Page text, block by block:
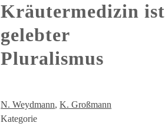
Kräutermedizin ist
gelebter
Pluralismus
N. Weydmann,K. Großmann
Kategorie